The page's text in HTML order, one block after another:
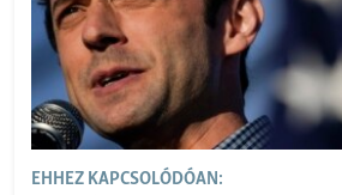
EHHEZ KAPCSOLÓDÓAN: